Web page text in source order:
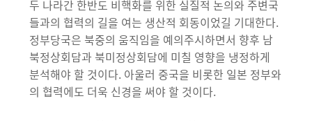
두 나라간 한반도 비핵화를 위한 실질적 논의와 주변국
들과의 협력의 길을 여는 생산적 회동이었길 기대한다.
정부당국은 북중의 움직임을 예의주시하면서 향후 남
북정상회담과 북미정상회담에 미칠 영향을 냉정하게
분석해야 할 것이다. 아울러 중국을 비롯한 일본 정부와
의 협력에도 더욱 신경을 써야 할 것이다.